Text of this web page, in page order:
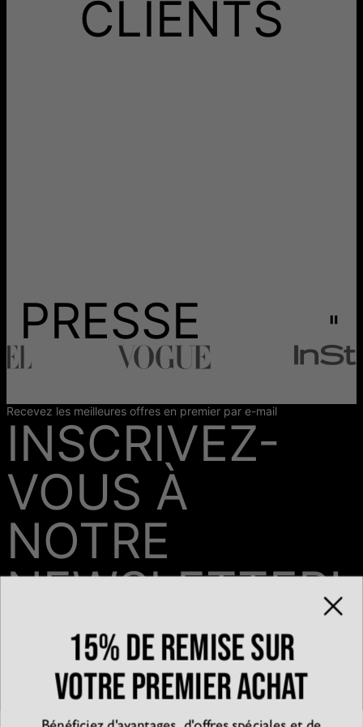
Les délais mentionnés comprennent le temps de
production.CLIENTS
PRESSE
Recevez les meilleures offres en premier par e-mail
INSCRIVEZ-
VOUS À
NOTRE
NEWSLETTER!
15% de remise sur
votre premier achat